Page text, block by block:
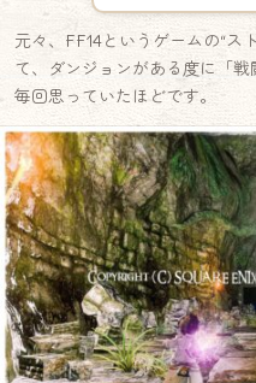
元々、FF14というゲームの“ス
て、ダンジョンがある度に「
毎回思っていたほどです。